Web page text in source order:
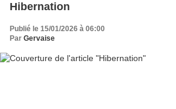
Hibernation
Publié le 15/01/2026 à 06:00
Par Gervaise